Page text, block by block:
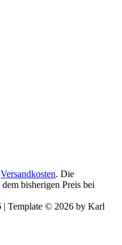
Versandkosten. Die
bisherigen Preis bei
| Template © 2026 by Karl